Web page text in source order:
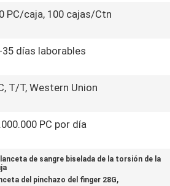
PC/caja, 100 cajas/Ctn
35 días laborables
T/T, Western Union
PC por día
de sangre biselada de la torsión de la
del pinchazo del finger 28G,